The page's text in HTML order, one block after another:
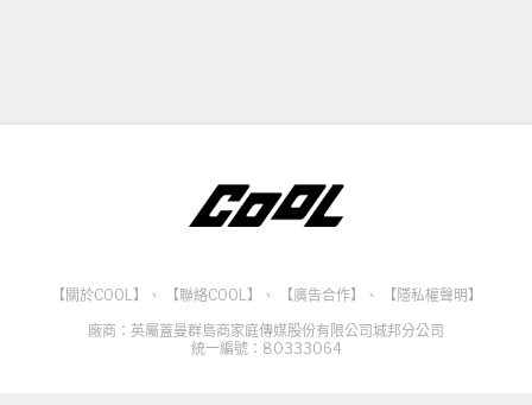
【關於COOL】 、 【聯絡COOL】 、 【廣告合作】 、
【隱私權聲明】
廠商：英屬蓋曼群島商家庭傳媒股份有限公司城邦分公司
統一編號：80333064